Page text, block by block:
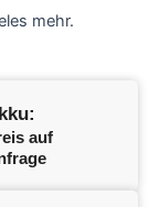
mehr.
auf